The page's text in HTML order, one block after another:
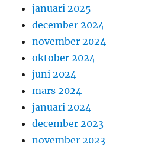
januari 2025
december 2024
november 2024
oktober 2024
juni 2024
mars 2024
januari 2024
december 2023
november 2023